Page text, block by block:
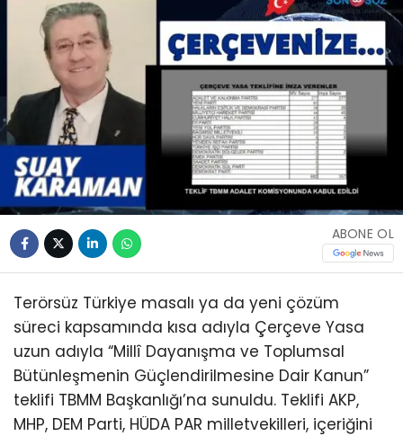
ABONE OL
Terörsüz Türkiye masalı ya da yeni çözüm
süreci kapsamında kısa adıyla Çerçeve Yasa
uzun adıyla “Millî Dayanışma ve Toplumsal
Bütünleşmenin Güçlendirilmesine Dair Kanun”
teklifi TBMM Başkanlığı’na sunuldu. Teklifi AKP,
MHP, DEM Parti, HÜDA PAR milletvekilleri, içeriğini